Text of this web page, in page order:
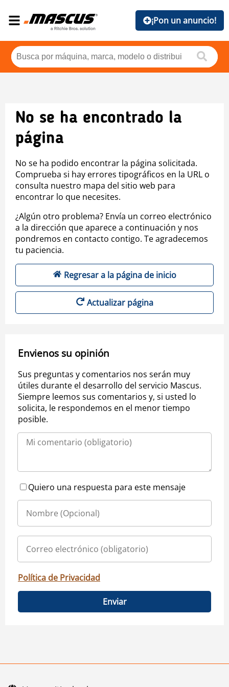
¡Pon un anuncio!
No se ha encontrado la
página
No se ha podido encontrar la página solicitada.
Comprueba si hay errores tipográficos en la URL o
consulta nuestro mapa del sitio web para
encontrar lo que necesites.
¿Algún otro problema? Envía un correo electrónico
a la dirección que aparece a continuación y nos
pondremos en contacto contigo. Te agradecemos
tu paciencia.
Regresar a la página de inicio
Actualizar página
Envienos su opinión
Sus preguntas y comentarios nos serán muy
útiles durante el desarrollo del servicio Mascus.
Siempre leemos sus comentarios y, si usted lo
solicita, le respondemos en el menor tiempo
posible.
Quiero una respuesta para este mensaje
Política de Privacidad
Enviar